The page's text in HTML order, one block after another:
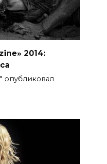
2014:
опубликовал